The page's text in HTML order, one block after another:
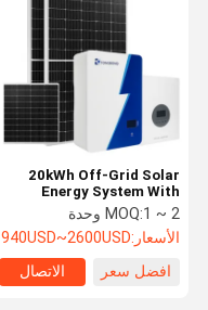
20kWh Off-Grid Solar
Energy System With
10kWh LiFePO₄ Battery
And Hybrid Inverter For
Whole House
MOQ:1 ~ 2 وحدة
الأسعار:940USD~2600USD
افضل سعر
الاتصال